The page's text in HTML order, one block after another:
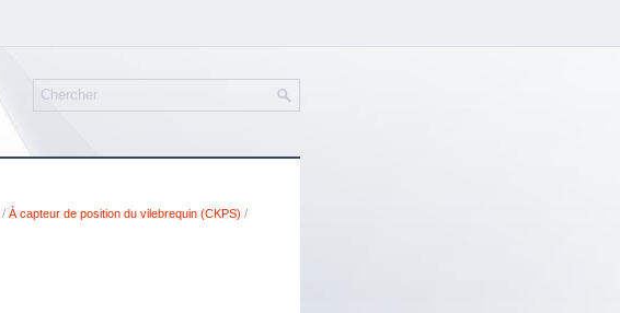
/ À capteur de position du vilebrequin (CKPS) /